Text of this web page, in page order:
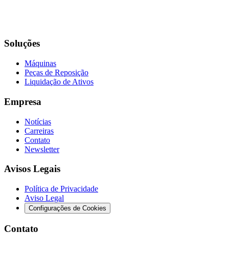
Soluções
Máquinas
Peças de Reposição
Liquidação de Ativos
Empresa
Notícias
Carreiras
Contato
Newsletter
Avisos Legais
Política de Privacidade
Aviso Legal
Configurações de Cookies
Contato